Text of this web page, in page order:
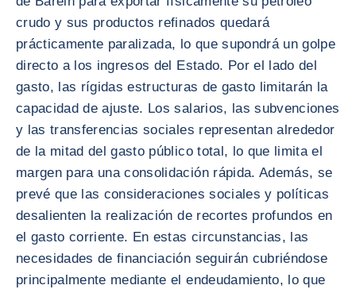
crudo y sus productos refinados quedará
prácticamente paralizada, lo que supondrá un golpe
directo a los ingresos del Estado. Por el lado del
gasto, las rígidas estructuras de gasto limitarán la
capacidad de ajuste. Los salarios, las subvenciones
y las transferencias sociales representan alrededor
de la mitad del gasto público total, lo que limita el
margen para una consolidación rápida. Además, se
prevé que las consideraciones sociales y políticas
desalienten la realización de recortes profundos en
el gasto corriente. En estas circunstancias, las
necesidades de financiación seguirán cubriéndose
principalmente mediante el endeudamiento, lo que